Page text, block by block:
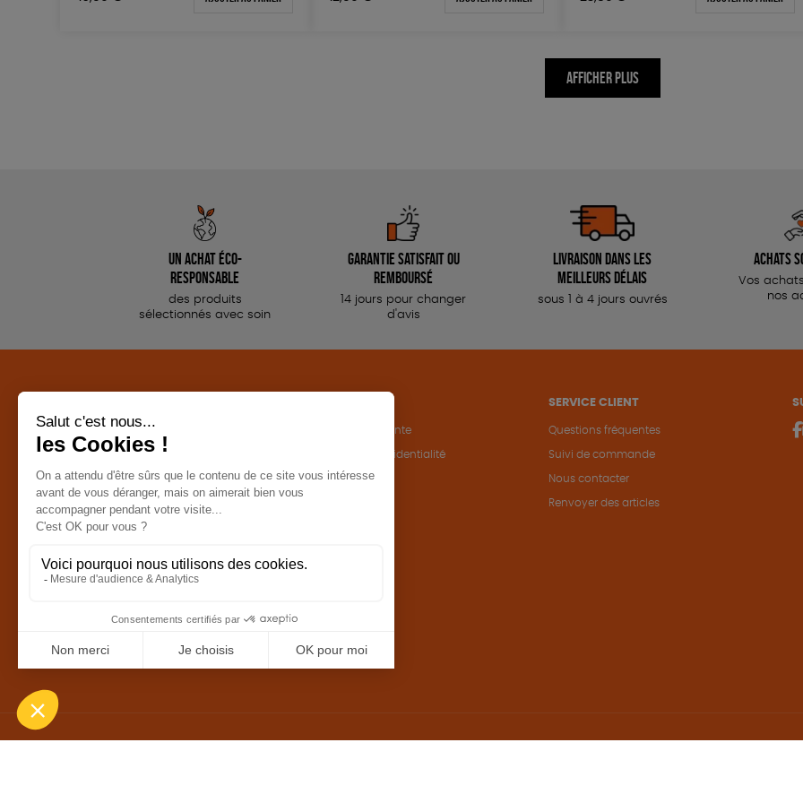
AFFICHER PLUS
Un achat éco-
responsable
des produits
sélectionnés avec soin
Garantie satisfait ou
remboursé
14 jours pour changer
d'avis
Livraison dans les
meilleurs délais
sous 1 à 4 jours ouvrés
Achats
Vos
nos
Epicerie
Maison
Bien-être
Livres
Solicadeaux
Conditions de vente
Politique de confidentialité
Mentions légales
SERVICE CLIENT
Questions fréquentes
Suivi de commande
Nous contacter
Renvoyer des articles